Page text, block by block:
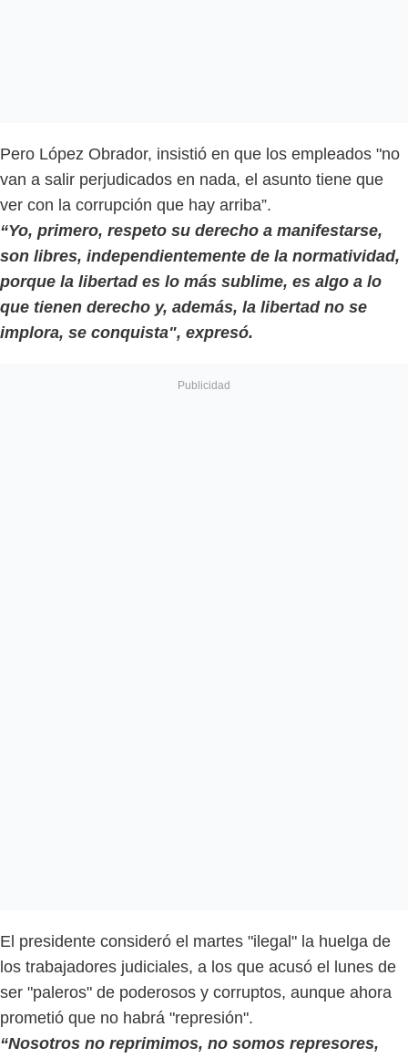
Pero López Obrador, insistió en que los empleados "no
van a salir perjudicados en nada, el asunto tiene que
ver con la corrupción que hay arriba”.
“Yo, primero, respeto su derecho a manifestarse,
son libres, independientemente de la normatividad,
porque la libertad es lo más sublime, es algo a lo
que tienen derecho y, además, la libertad no se
implora, se conquista", expresó.
El presidente consideró el martes "ilegal" la huelga de
los trabajadores judiciales, a los que acusó el lunes de
ser "paleros" de poderosos y corruptos, aunque ahora
prometió que no habrá "represión".
“Nosotros no reprimimos, no somos represores,